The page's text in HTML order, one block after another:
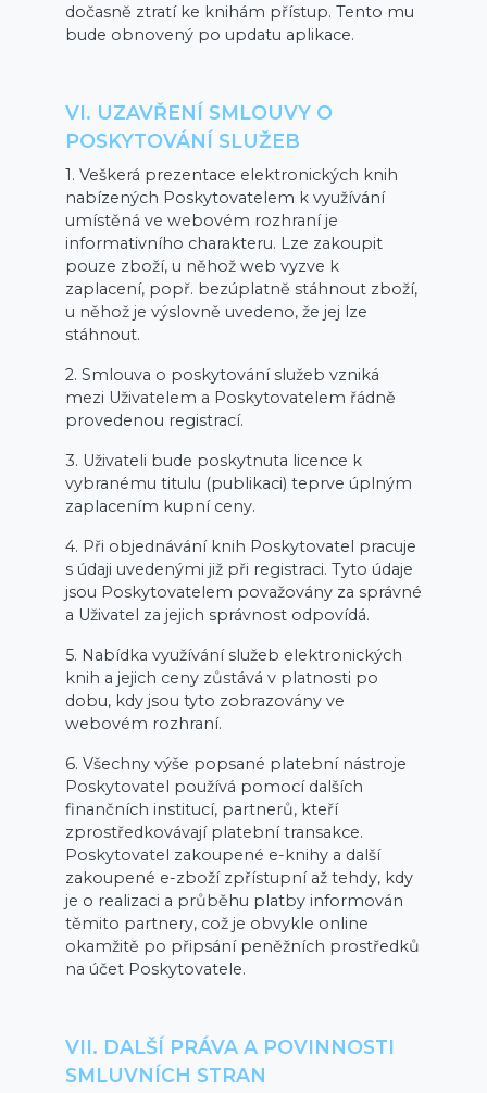
dočasně ztratí ke knihám přístup. Tento mu
bude obnovený po updatu aplikace.
VI. UZAVŘENÍ SMLOUVY O
POSKYTOVÁNÍ SLUŽEB
1. Veškerá prezentace elektronických knih
nabízených Poskytovatelem k využívání
umístěná ve webovém rozhraní je
informativního charakteru. Lze zakoupit
pouze zboží, u něhož web vyzve k
zaplacení, popř. bezúplatně stáhnout zboží,
u něhož je výslovně uvedeno, že jej lze
stáhnout.
2. Smlouva o poskytování služeb vzniká
mezi Uživatelem a Poskytovatelem řádně
provedenou registrací.
3. Uživateli bude poskytnuta licence k
vybranému titulu (publikaci) teprve úplným
zaplacením kupní ceny.
4. Při objednávání knih Poskytovatel pracuje
s údaji uvedenými již při registraci. Tyto údaje
jsou Poskytovatelem považovány za správné
a Uživatel za jejich správnost odpovídá.
5. Nabídka využívání služeb elektronických
knih a jejich ceny zůstává v platnosti po
dobu, kdy jsou tyto zobrazovány ve
webovém rozhraní.
6. Všechny výše popsané platební nástroje
Poskytovatel používá pomocí dalších
finančních institucí, partnerů, kteří
zprostředkovávají platební transakce.
Poskytovatel zakoupené e-knihy a další
zakoupené e-zboží zpřístupní až tehdy, kdy
je o realizaci a průběhu platby informován
těmito partnery, což je obvykle online
okamžitě po připsání peněžních prostředků
na účet Poskytovatele.
VII. DALŠÍ PRÁVA A POVINNOSTI
SMLUVNÍCH STRAN